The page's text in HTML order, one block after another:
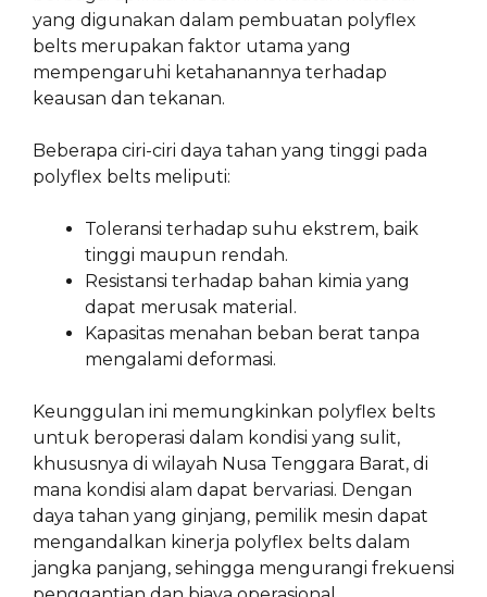
yang digunakan dalam pembuatan polyflex
belts merupakan faktor utama yang
mempengaruhi ketahanannya terhadap
keausan dan tekanan.
Beberapa ciri-ciri daya tahan yang tinggi pada
polyflex belts meliputi:
Toleransi terhadap suhu ekstrem, baik
tinggi maupun rendah.
Resistansi terhadap bahan kimia yang
dapat merusak material.
Kapasitas menahan beban berat tanpa
mengalami deformasi.
Keunggulan ini memungkinkan polyflex belts
untuk beroperasi dalam kondisi yang sulit,
khususnya di wilayah Nusa Tenggara Barat, di
mana kondisi alam dapat bervariasi. Dengan
daya tahan yang ginjang, pemilik mesin dapat
mengandalkan kinerja polyflex belts dalam
jangka panjang, sehingga mengurangi frekuensi